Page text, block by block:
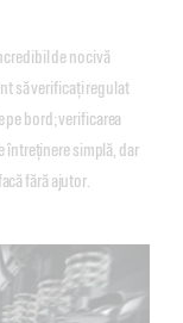
de nocivă
să verificați regulat
pe bord; verificarea
întreținere simplă, dar
fără ajutor.